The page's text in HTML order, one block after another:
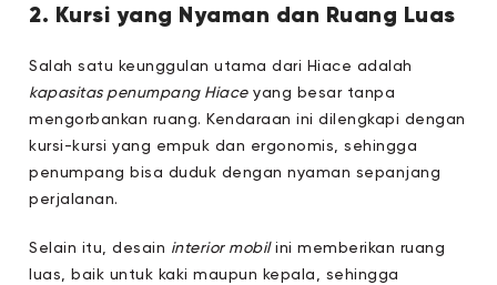
2. Kursi yang Nyaman dan Ruang Luas
Salah satu keunggulan utama dari Hiace adalah
kapasitas penumpang Hiaceyang besar tanpa
mengorbankan ruang. Kendaraan ini dilengkapi dengan
kursi-kursi yang empuk dan ergonomis, sehingga
penumpang bisa duduk dengan nyaman sepanjang
perjalanan.
Selain itu, desain interior mobilini memberikan ruang
luas, baik untuk kaki maupun kepala, sehingga